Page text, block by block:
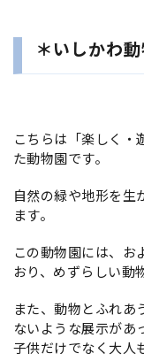
＊いしかわ
こちらは「楽しく・
た動物園です。
自然の緑や地形を生
ます。
この動物園には、お
おり、めずらしい動
また、動物とふれあ
ないような展示があ
子供だけでなく大人